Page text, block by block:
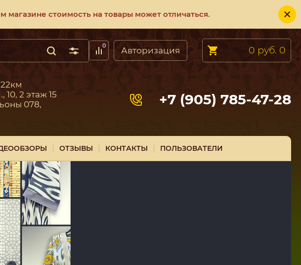
стоимость на товары может отличаться.
0
Авторизация 0 руб. 0
2 этаж 15
078,
+7 (905) 785-47-28
ОТЗЫВЫ КОНТАКТЫ ПОЛЬЗОВАТЕЛИ